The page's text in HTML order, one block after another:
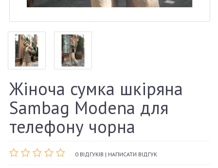
Жіноча сумка шкіряна
Sambag Modena для
телефону чорна
0 ВІДГУКІВ | НАПИСАТИ ВІДГУК